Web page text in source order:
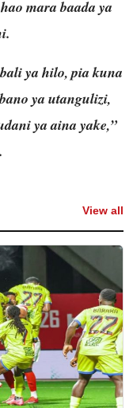
mara baada ya
ya hilo, pia kuna
ya utangulizi,
ya aina yake,”
View all